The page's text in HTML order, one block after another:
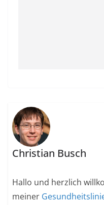
Christian Busch
Hallo und herzlich
meiner